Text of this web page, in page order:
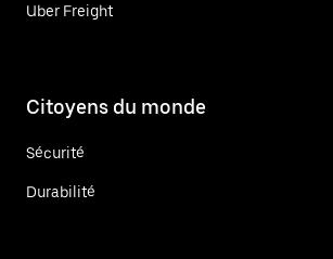
Uber Freight
Citoyens du monde
Sécurité
Durabilité